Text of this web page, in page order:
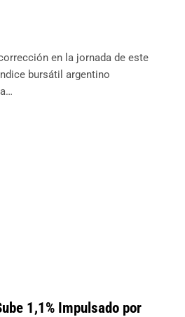
en la jornada de este
bursátil argentino
1,1% Impulsado por